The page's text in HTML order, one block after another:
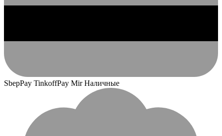
SbepPay TinkoffPay Mir Наличные